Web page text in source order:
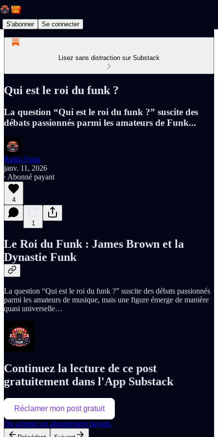
S'abonner Se connecter
Lisez sans distraction sur Substack
Qui est le roi du funk ?
La question “Qui est le roi du funk ?” suscite des
débats passionnés parmi les amateurs de Funk...
Radio Funk
janv. 11, 2026
∙ Abonné payant
4
1
Le Roi du Funk : James Brown et la
Dynastie Funk
La question “Qui est le roi du funk ?” suscite des débats passionnés
parmi les amateurs de musique, mais une figure émerge de manière
quasi universelle…
Continuez la lecture de ce post
gratuitement dans l'App Substack
Réclamer mon post gratuit
Ou achetez un abonnement payant.